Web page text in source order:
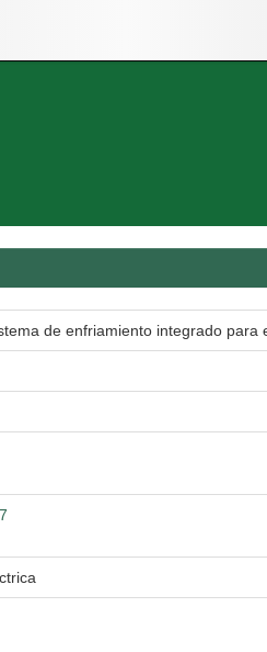
de enfriamiento integrado